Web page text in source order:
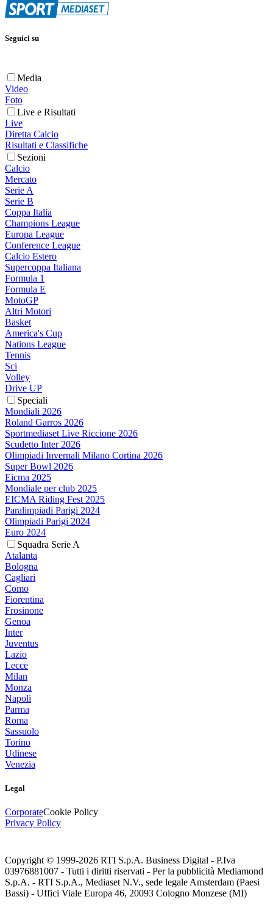
Seguici su
Media
Video
Foto
Live e Risultati
Live
Diretta Calcio
Risultati e Classifiche
Sezioni
Calcio
Mercato
Serie A
Serie B
Coppa Italia
Champions League
Europa League
Conference League
Calcio Estero
Supercoppa Italiana
Formula 1
Formula E
MotoGP
Altri Motori
Basket
America's Cup
Nations League
Tennis
Sci
Volley
Drive UP
Speciali
Mondiali 2026
Roland Garros 2026
Sportmediaset Live Riccione 2026
Scudetto Inter 2026
Olimpiadi Invernali Milano Cortina 2026
Super Bowl 2026
Eicma 2025
Mondiale per club 2025
EICMA Riding Fest 2025
Paralimpiadi Parigi 2024
Olimpiadi Parigi 2024
Euro 2024
Squadra Serie A
Atalanta
Bologna
Cagliari
Como
Fiorentina
Frosinone
Genoa
Inter
Juventus
Lazio
Lecce
Milan
Monza
Napoli
Parma
Roma
Sassuolo
Torino
Udinese
Venezia
Legal
CorporateCookie Policy
Privacy Policy
Copyright © 1999-2026 RTI S.p.A. Business Digital - P.Iva
03976881007 - Tutti i diritti riservati - Per la pubblicità Mediamond
S.p.A. - RTI S.p.A., Mediaset N.V., sede legale Amsterdam (Paesi
Bassi) - Uffici Viale Europa 46, 20093 Cologno Monzese (MI)